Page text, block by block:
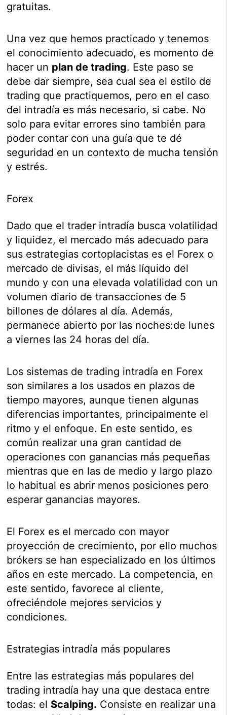
gratuitas.
Una vez que hemos practicado y tenemos
el conocimiento adecuado, es momento de
hacer un plan de trading. Este paso se
debe dar siempre, sea cual sea el estilo de
trading que practiquemos, pero en el caso
del intradía es más necesario, si cabe. No
solo para evitar errores sino también para
poder contar con una guía que te dé
seguridad en un contexto de mucha tensión
y estrés.
Forex
Dado que el trader intradía busca volatilidad
y liquidez, el mercado más adecuado para
sus estrategias cortoplacistas es el Forex o
mercado de divisas, el más líquido del
mundo y con una elevada volatilidad con un
volumen diario de transacciones de 5
billones de dólares al día. Además,
permanece abierto por las noches:de lunes
a viernes las 24 horas del día.
Los sistemas de trading intradía en Forex
son similares a los usados en plazos de
tiempo mayores, aunque tienen algunas
diferencias importantes, principalmente el
ritmo y el enfoque. En este sentido, es
común realizar una gran cantidad de
operaciones con ganancias más pequeñas
mientras que en las de medio y largo plazo
lo habitual es abrir menos posiciones pero
esperar ganancias mayores.
El Forex es el mercado con mayor
proyección de crecimiento, por ello muchos
brókers se han especializado en los últimos
años en este mercado. La competencia, en
este sentido, favorece al cliente,
ofreciéndole mejores servicios y
condiciones.
Estrategias intradía más populares
Entre las estrategias más populares del
trading intradía hay una que destaca entre
todas: el Scalping. Consiste en realizar una